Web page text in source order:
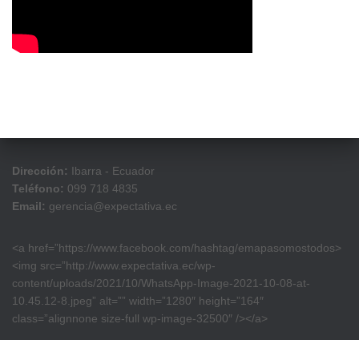
Dirección: Ibarra - Ecuador
Teléfono: 099 718 4835
Email: gerencia@expectativa.ec
<a href=”https://www.facebook.com/hashtag/emapasomostodos>
<img src=”http://www.expectativa.ec/wp-
content/uploads/2021/10/WhatsApp-Image-2021-10-08-at-
10.45.12-8.jpeg” alt=”” width=”1280″ height=”164″
class=”alignnone size-full wp-image-32500″ /></a>